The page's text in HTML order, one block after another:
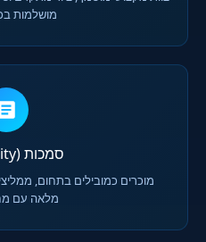
מושלמות
סמכות (Authority)
מוכרים כמובילים בתחום,
מלאה עם